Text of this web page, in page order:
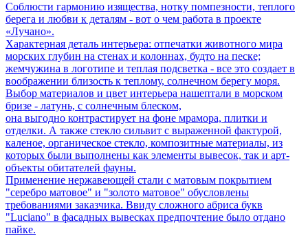
Соблюсти гармонию изящества, нотку помпезности, теплого
берега и любви к деталям - вот о чем работа в проекте
«Лучано».
Характерная деталь интерьера: отпечатки животного мира
морских глубин на стенах и колоннах, будто на песке;
жемчужина в логотипе и теплая подсветка - все это создает в
воображении близость к теплому, солнечном берегу моря.
Выбор материалов и цвет интерьера нашептали в морском
бризе - латунь, с солнечным блеском,
она выгодно контрастирует на фоне мрамора, плитки и
отделки. А также стекло сильвит с выраженной фактурой,
каленое, органическое стекло, композитные материалы, из
которых были выполнены как элементы вывесок, так и арт-
объекты обитателей фауны.
Применение нержавеющей стали с матовым покрытием
"серебро матовое" и "золото матовое" обусловлены
требованиями заказчика. Ввиду сложного абриса букв
"Luciano" в фасадных вывесках предпочтение было отдано
пайке.